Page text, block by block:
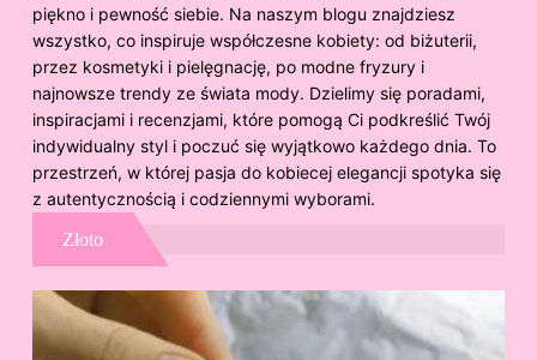
piękno i pewność siebie. Na naszym blogu znajdziesz
wszystko, co inspiruje współczesne kobiety: od biżuterii,
przez kosmetyki i pielęgnację, po modne fryzury i
najnowsze trendy ze świata mody. Dzielimy się poradami,
inspiracjami i recenzjami, które pomogą Ci podkreślić Twój
indywidualny styl i poczuć się wyjątkowo każdego dnia. To
przestrzeń, w której pasja do kobiecej elegancji spotyka się
z autentycznością i codziennymi wyborami.
Złoto